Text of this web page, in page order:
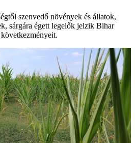
szenvedő növények és állatok,
sárgára égett legelők jelzik Bihar